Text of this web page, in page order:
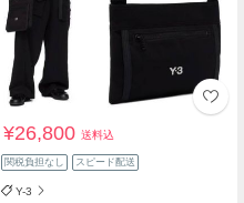
¥26,800送料込
関税負担なし スピード配送
Y-3